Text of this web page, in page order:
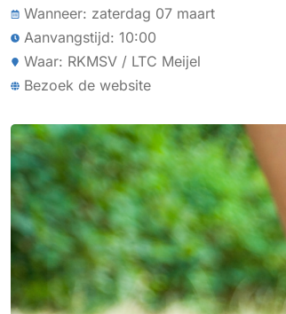
Wanneer: zaterdag 07 maart
Aanvangstijd: 10:00
Waar: RKMSV / LTC Meijel
Bezoek de website